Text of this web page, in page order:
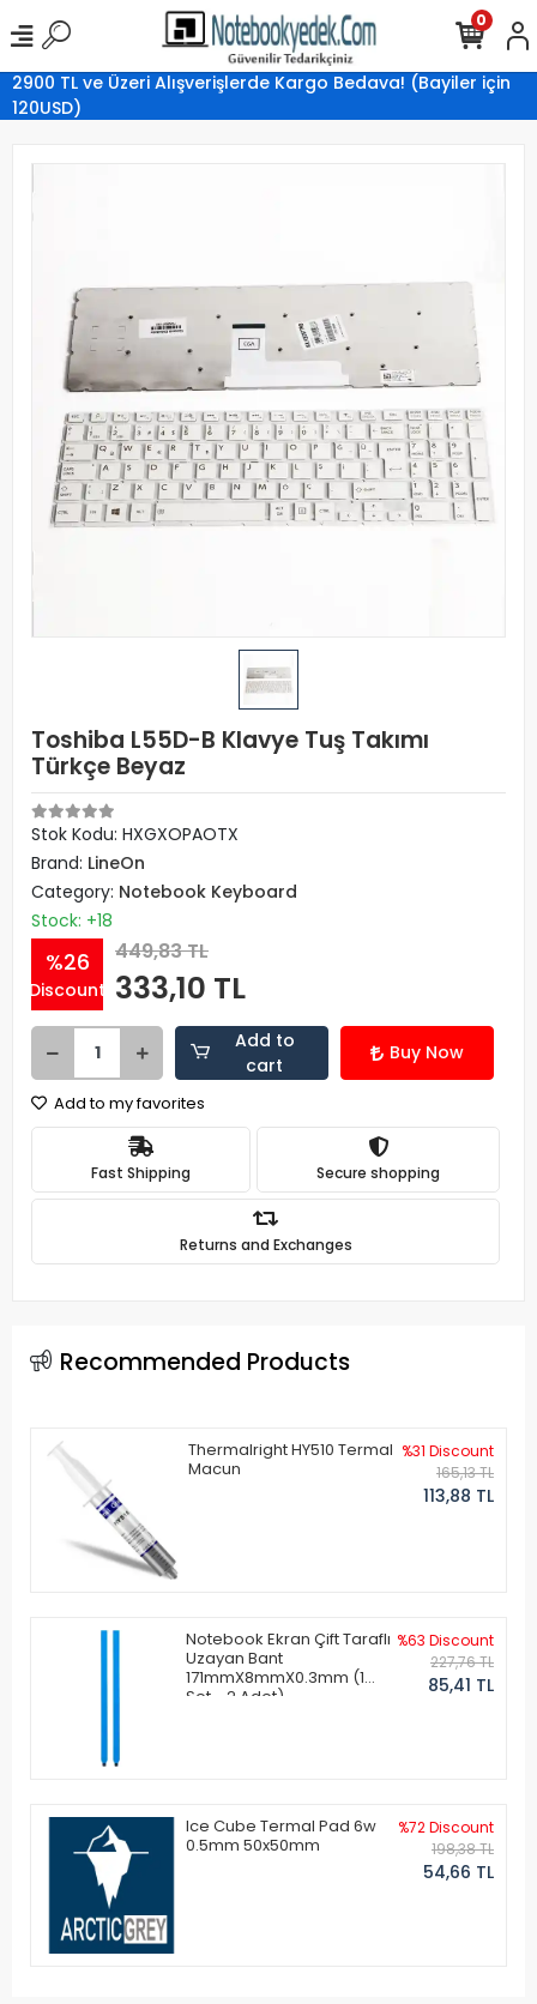
2900 TL ve Üzeri Alışverişlerde Kargo Bedava! (Bayiler için
120USD)
0
Toshiba L55D-B Klavye Tuş Takımı
Türkçe Beyaz
Stok Kodu: HXGXOPAOTX
Brand: LineOn
Category: Notebook Keyboard
Stock: +18
%26
Discount
449,83 TL
333,10 TL
Add to
cart
Buy Now
Add to my favorites
Fast Shipping Secure shopping
Returns and Exchanges
Recommended Products
Thermalright HY510 Termal
Macun
%31 Discount
165,13 TL
113,88 TL
Notebook Ekran Çift Taraflı
Uzayan Bant
171mmX8mmX0.3mm (1
Set - 2 Adet)
%63 Discount
227,76 TL
85,41 TL
Ice Cube Termal Pad 6w
0.5mm 50x50mm
%72 Discount
198,38 TL
54,66 TL